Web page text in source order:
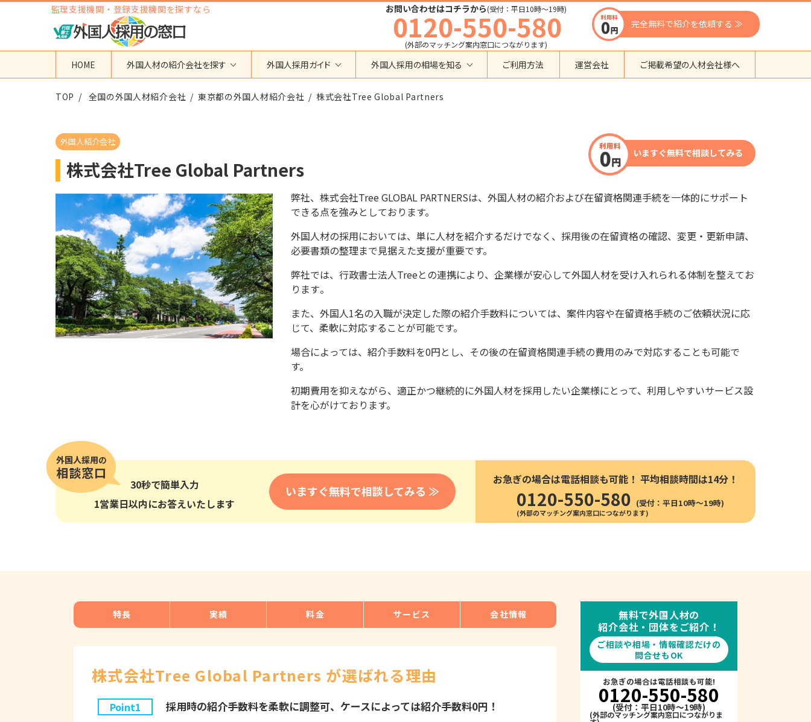
監理支援機関・登録支援機関を探すなら お問い合わせはコチラから(受付：平日10時〜19時)
0120-550-580
(外部のマッチング案内窓口につながります)
完全無料で紹介を依頼する ≫
HOME 外国人材の紹介会社を探す
地域から検索する
神奈川県
大阪府
福岡県
その他の地域
国籍から検索する
ミャンマー
インド
タイ
ネパール
中国
その他の国籍
在留資格から検索する
永住者･定住者･配偶者
高度専門職
留学
特定活動
医療
技能
その他
業界・職種から検索する
外食
漁業
物流倉庫
資源循環
リネンサプライ
登録支援機関
外国人紹介会社
外国人派遣会社
行政書士事務所
外国人採用ガイド
特定技能
外国人採用
在留資格・ビザ
助成金
教育・研修
人事・労務
採用サービス・ツール
申請・手続き
組織・マネジメント
調査・プレスリリース
外国人採用の相場を知る
育成就労外国人の受け入れ相場
ご利用方法 運営会社 ご掲載希望の人材会社様へ
TOP 全国の外国人材紹介会社 東京都の外国人材紹介会社 株式会社Tree Global Partners
外国人紹介会社
株式会社Tree Global Partners
いますぐ無料で相談してみる
弊社、株式会社Tree GLOBAL PARTNERSは、 外国人材の紹介および在留資格関連手続を一体的にサポート
できる点を強みとしております。
外国人材の採用においては、 単に人材を紹介するだけでなく、採用後の在留資格の確認、変更・ 更新申請、
必要書類の整理まで見据えた支援が重要です。
弊社では、行政書士法人Treeとの連携により、 企業様が安心して外国人材を受け入れられる体制を整えてお
ります。
また、外国人1名の入職が決定した際の紹介手数料については、 案件内容や在留資格手続のご依頼状況に応
じて、 柔軟に対応することが可能です。
場合によっては、 紹介手数料を0円とし、 その後の在留資格関連手続の費用のみで対応することも可能で
す。
初期費用を抑えながら、 適正かつ継続的に外国人材を採用したい企業様にとって、 利用しやすいサービス設
計を心がけております。
30秒で簡単入力
1営業日以内にお答えいたします
いますぐ無料で相談してみる ≫
お急ぎの場合は電話相談も可能！ 平均相談時間は14分！
0120-550-580 (受付：平日10時〜19時)
特長 実績 料金 サービス 会社情報
株式会社Tree Global Partners が選ばれる理由
Point1 採用時の紹介手数料を柔軟に調整可、ケースによっては紹介手数料0円！
無料で外国人材の
紹介会社・団体をご紹介！
ご相談や相場・情報確認だけの
問合せもOK
お急ぎの場合は電話相談も可能!
0120-550-580
(受付：平日10時～19時)